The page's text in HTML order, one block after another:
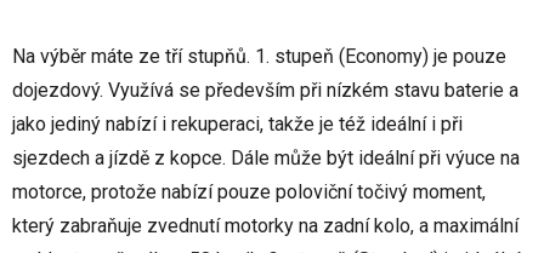
Na výběr máte ze tří stupňů. 1. stupeň (Economy) je pouze
dojezdový. Využívá se především při nízkém stavu baterie a
jako jediný nabízí i rekuperaci, takže je též ideální i při
sjezdech a jízdě z kopce. Dále může být ideální při výuce na
motorce, protože nabízí pouze poloviční točivý moment,
který zabraňuje zvednutí motorky na zadní kolo, a maximální